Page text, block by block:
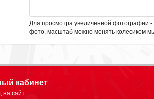
Для просмотра увеличенной фотографии
фото, масштаб можно менять колесиком
кабинет
на сайт